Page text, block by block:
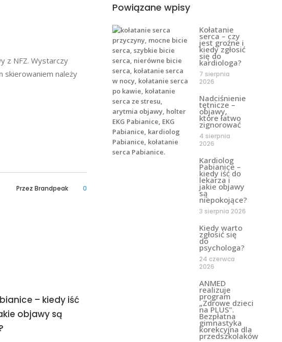
z NFZ. Wystarczy
skierowaniem należy
Przez Brandpeak 0
– kiedy iść
objawy są
Powiązane wpisy
Kołatanie
serca – czy
jest groźne i
kiedy zgłosić
się do
kardiologa?
7 sierpnia
2026
Nadciśnienie
tętnicze –
objawy,
które łatwo
zignorować
4 sierpnia
2026
Kardiolog
Pabianice –
kiedy iść do
lekarza i
jakie objawy
są
niepokojące?
3 sierpnia 2026
Kiedy warto
zgłosić się
do
psychologa?
24 czerwca
2026
ANMED
realizuje
program
„Zdrowe dzieci
na PLUS”.
Bezpłatna
gimnastyka
korekcyjna dla
przedszkolaków